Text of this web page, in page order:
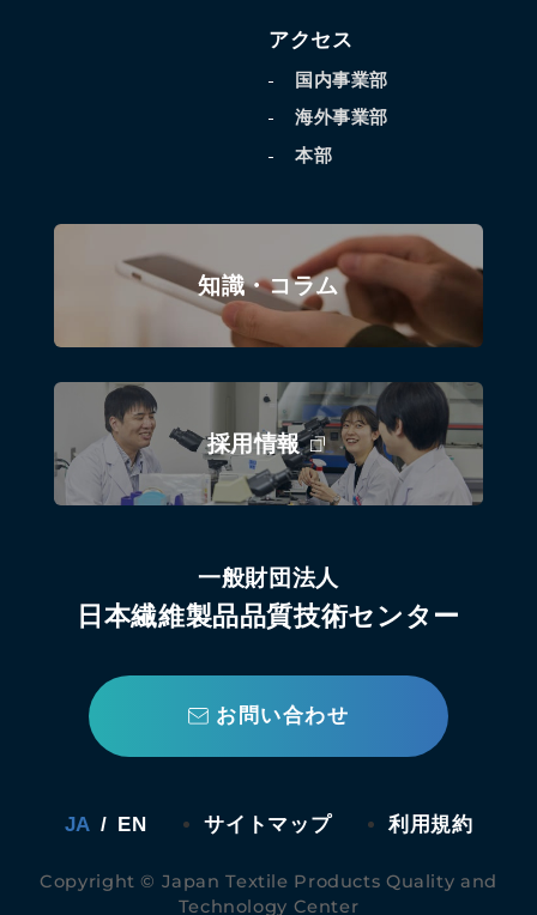
アクセス
国内事業部
海外事業部
本部
知識・コラム
採用情報
一般財団法人
日本繊維製品品質技術センター
お問い合わせ
JA / EN サイトマップ 利用規約
Copyright © Japan Textile Products Quality and
Technology Center